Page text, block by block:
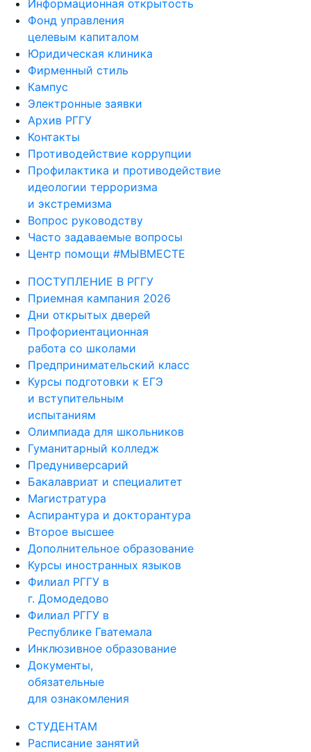
Информационная открытость
Фонд управления
целевым капиталом
Юридическая клиника
Фирменный стиль
Кампус
Электронные заявки
Архив РГГУ
Контакты
Противодействие коррупции
Профилактика и противодействие
идеологии терроризма
и экстремизма
Вопрос руководству
Часто задаваемые вопросы
Центр помощи #МЫВМЕСТЕ
ПОСТУПЛЕНИЕ В РГГУ
Приемная кампания 2026
Дни открытых дверей
Профориентационная
работа со школами
Предпринимательский класс
Курсы подготовки к ЕГЭ
и вступительным
испытаниям
Олимпиада для школьников
Гуманитарный колледж
Предуниверсарий
Бакалавриат и специалитет
Магистратура
Аспирантура и докторантура
Второе высшее
Дополнительное образование
Курсы иностранных языков
Филиал РГГУ в
г. Домодедово
Филиал РГГУ в
Республике Гватемала
Инклюзивное образование
Документы,
обязательные
для ознакомления
СТУДЕНТАМ
Расписание занятий